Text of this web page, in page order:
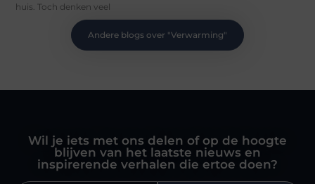
huis. Toch denken veel
Andere blogs over "Verwarming"
Wil je iets met ons delen of op de hoogte
blijven van het laatste nieuws en
inspirerende verhalen die ertoe doen?